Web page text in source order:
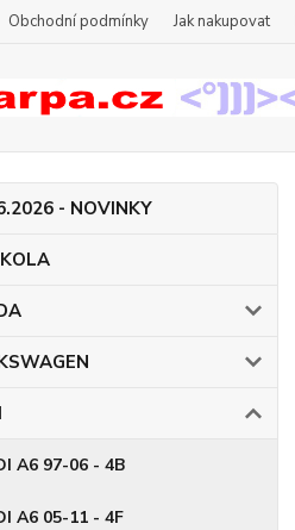
Obchodní podmínky Jak nakupovat
- NOVINKY
A6 97-06 - 4B
A6 05-11 - 4F